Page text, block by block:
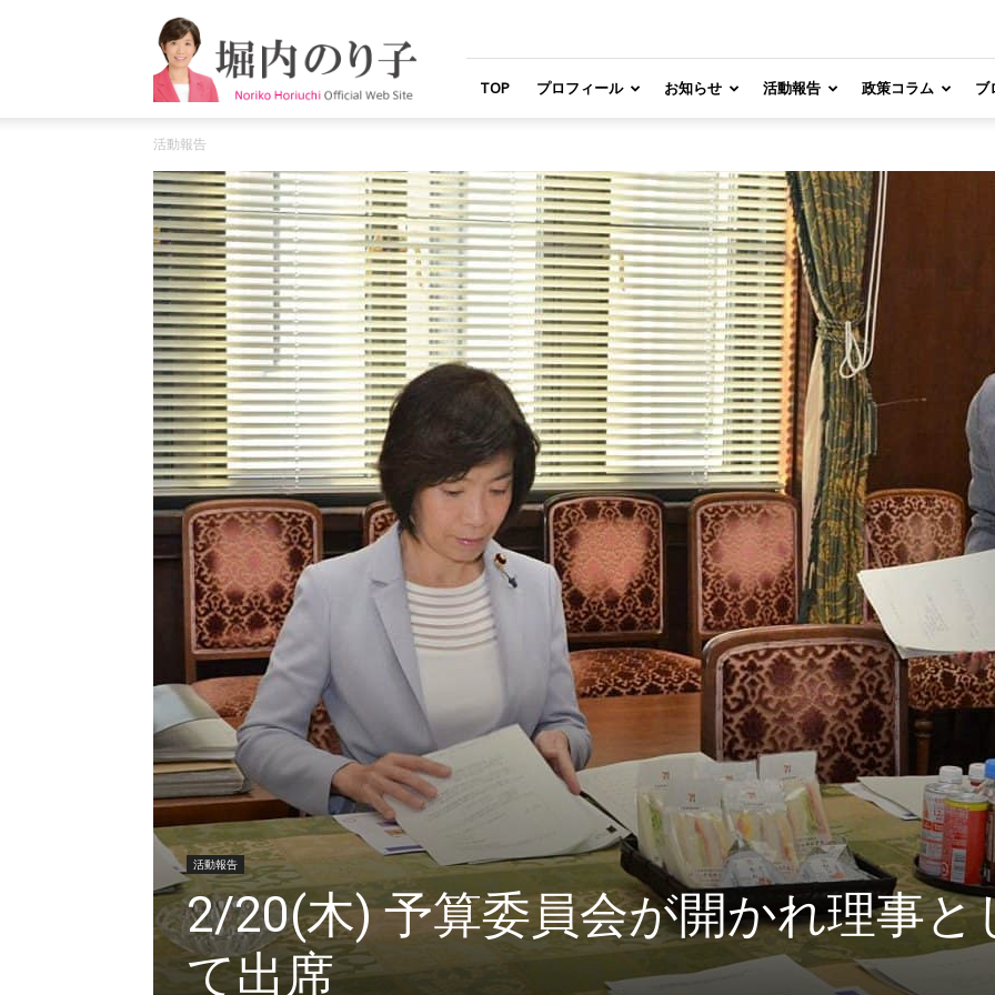
堀
内
の
り
オ
ィ
シ
ャ
ル
ウ
ェ
ブ
サ
イ
ト
TOP プロフィール お知らせ 活動報告 政策コラム ブ
活動報告
活動報告
2/20(木) 予算委員会が開かれ理事と
て出席